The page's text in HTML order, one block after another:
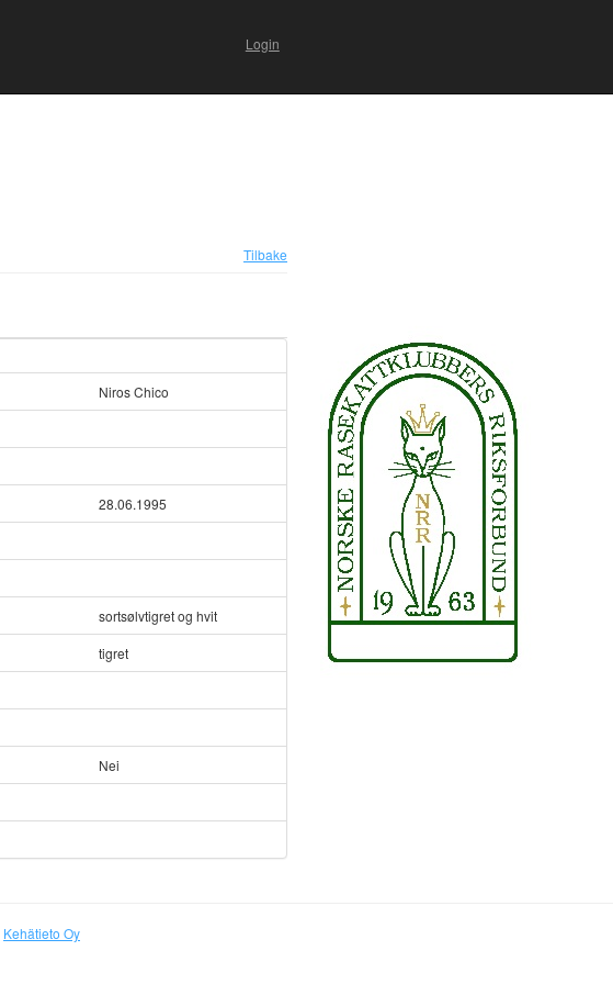
Login
Tilbake
Niros Chico
28.06.1995
sortsølvtigret og hvit
tigret
Nei
Kehätieto Oy